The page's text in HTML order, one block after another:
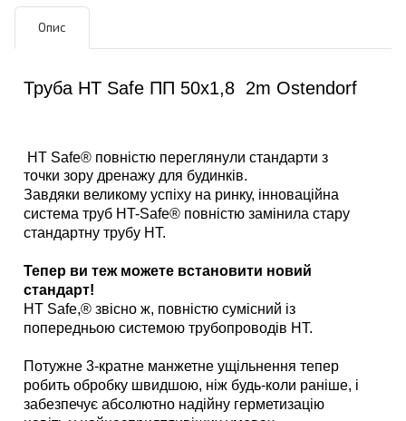
Опис
Труба HT Safe ПП 50х1,8 2m Ostendorf
HT Safe® повністю переглянули стандарти з
точки зору дренажу для будинків.
Завдяки великому успіху на ринку, інноваційна
система труб HT-Safe® повністю замінила стару
стандартну трубу HT.
Тепер ви теж можете встановити новий
стандарт!
HT Safe,® звісно ж, повністю сумісний із
попередньою системою трубопроводів HT.
Потужне 3-кратне манжетне ущільнення тепер
робить обробку швидшою, ніж будь-коли раніше, і
забезпечує абсолютно надійну герметизацію